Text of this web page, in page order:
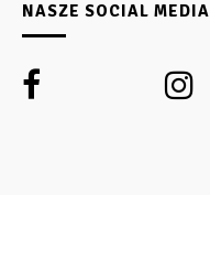
NASZE SOCIAL MEDIA